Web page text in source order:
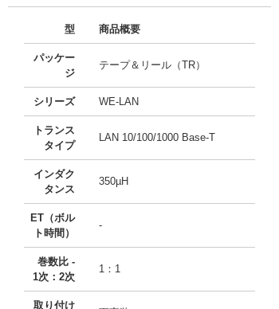
型 商品概要
パッケー
ジ
テープ＆リール（TR）
シリーズ WE-LAN
トランス
タイプ
LAN 10/100/1000 Base-T
インダク
タンス
350µH
ET（ボル
ト時間）
-
巻数比 -
1次：2次
1：1
取り付け